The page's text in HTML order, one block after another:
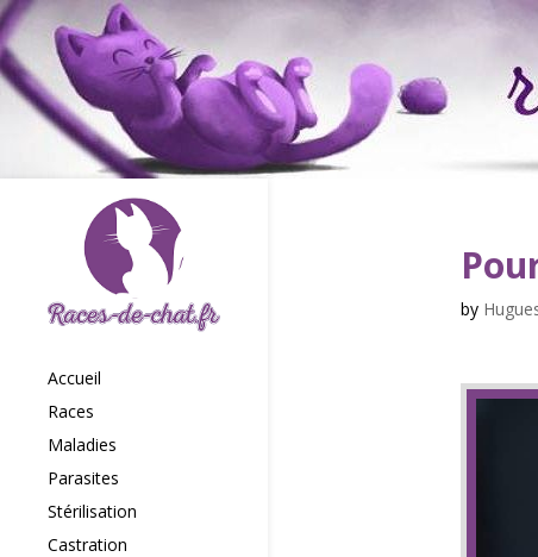
Accueil
Races
Maladies
Parasites
Stérilisation
Castration
by